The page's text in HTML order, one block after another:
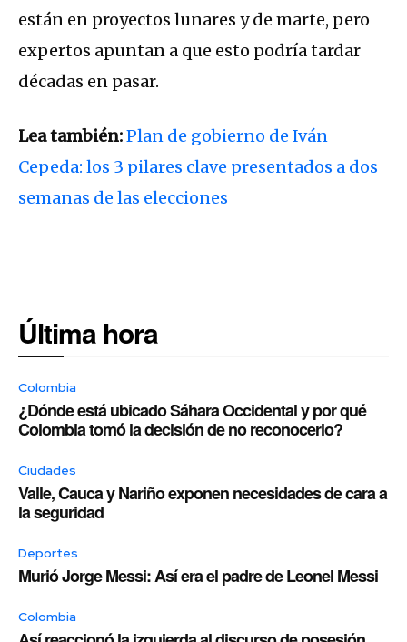
están en proyectos lunares y de marte, pero
expertos apuntan a que esto podría tardar
décadas en pasar.
Lea también:Plan de gobierno de Iván
Cepeda: los 3 pilares clave presentados a dos
semanas de las elecciones
Última hora
Colombia
¿Dónde está ubicado Sáhara Occidental y por qué
Colombia tomó la decisión de no reconocerlo?
Ciudades
Valle, Cauca y Nariño exponen necesidades de cara a
la seguridad
Deportes
Murió Jorge Messi: Así era el padre de Leonel Messi
Colombia